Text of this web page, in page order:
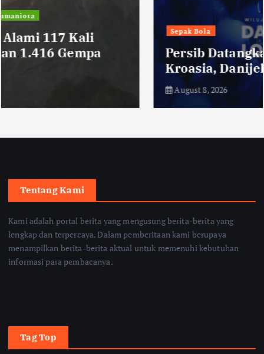
Sepak Bola
Persib Datangkan Bek Tengah Asal
Kroasia, Danijel Loncar
Tentang Kami
Kami adalah portal berita yang mengusung berita-berita yang
lengkap dan terpercaya. Dalam pemberitaan kami berupaya
menampilkan berita-berita aktual untuk memenuhi kebutuhan
informasi para pembacanya.
Tag Top